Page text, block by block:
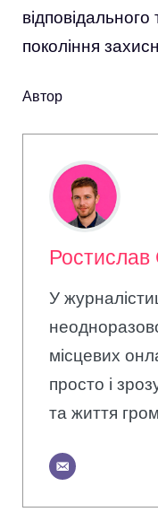
покоління
Автор
У
місцевих
просто і
та життя